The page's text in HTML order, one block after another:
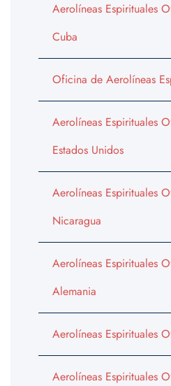
Aerolíneas Espirituales
Cuba
Oficina de Aerolíneas
Aerolíneas Espirituales
Estados Unidos
Aerolíneas Espirituales
Nicaragua
Aerolíneas Espirituales
Alemania
Aerolíneas Espirituales
Aerolíneas Espirituales